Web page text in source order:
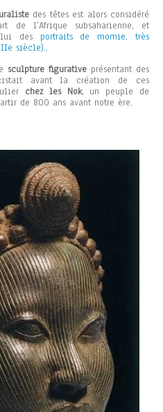
des têtes est alors considéré
de l’Afrique subsaharienne, et
des portraits de momie, très
siècle)..
sculpture figurative présentant des
avant la création de ces
chez les Nok, un peuple de
de 800 ans avant notre ère.